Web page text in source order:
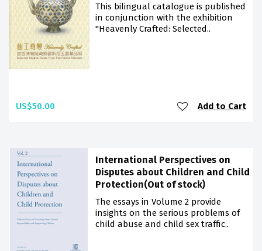
This bilingual catalogue is published
in conjunction with the exhibition
"Heavenly Crafted: Selected..
US$50.00 Add to Cart
International Perspectives on
Disputes about Children and Child
Protection(Out of stock)
The essays in Volume 2 provide
insights on the serious problems of
child abuse and child sex traffic..